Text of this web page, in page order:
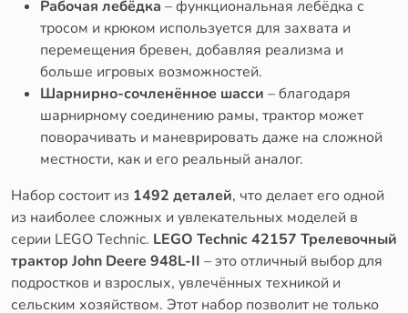
Рабочая лебёдка – функциональная лебёдка с
тросом и крюком используется для захвата и
перемещения бревен, добавляя реализма и
больше игровых возможностей.
Шарнирно-сочленённое шасси – благодаря
шарнирному соединению рамы, трактор может
поворачивать и маневрировать даже на сложной
местности, как и его реальный аналог.
Набор состоит из 1492 деталей, что делает его одной
из наиболее сложных и увлекательных моделей в
серии LEGO Technic. LEGO Technic 42157 Трелевочный
трактор John Deere 948L-II – это отличный выбор для
подростков и взрослых, увлечённых техникой и
сельским хозяйством. Этот набор позволит не только